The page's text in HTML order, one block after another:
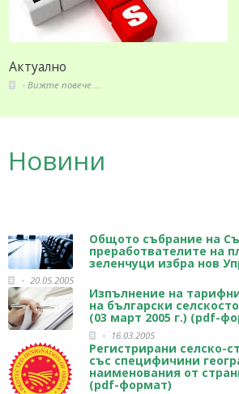
Актуално
Вижте повече ...
Новини
Общото събрание на
преработвателите на
зеленчуци избра нов
20.05.2005
Изпълнение на
на български
(03 март 2005 г.) (pdf-
16.03.2005
Регистрирани селско-
със специфичини
наименования от
(pdf-формат)